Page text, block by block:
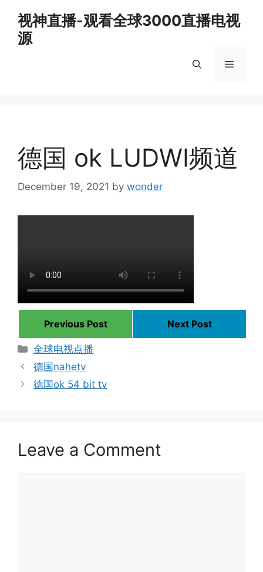
content
视神直播-观看全球3000直播电视
源
Menu
德国 ok LUDWI频道
December 19, 2021 by wonder
Previous Post
Next Post
Categories
全球电视点播
德国nahetv
德国ok 54 bit tv
Leave a Comment